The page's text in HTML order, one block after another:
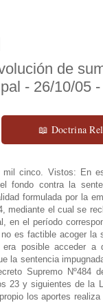
de
- 26/10/05
📖 Doctrina
de ellos se acogió el reclamo de ilegalidad, produciendo daño irreparable al municipio, lo que no debería haber ocurrido de haberse aplicado las normas correctamente, caso en que debió reconocerse que el actuar municipal fue ajustado a derecho; 5º) Que, el presente proceso se inició mediante reclamo presentado ante la Corte de Apelaciones de esta ciudad, contra la actuación ya indicada, y de acuerdo con éste, respecto de un mismo período tributario, 1º de julio de 2.001 y 30 de junio de 2.002, ambas sociedades se encontraron afectas al pago de patente municipal en relación a un mismo capital, en la municipalidad de su respectivo domicilio; Según se expone, el motivo principal de la negativa a devolución es que la inversión no se encontraba efectuada al 31 de diciembre de 2.000; 6º) Que la sentencia impugnada decidió la cuestión, razonando en orden a que estando mal calculada la base imponible necesaria para la aplicación del tributo en la forma expresada precedentemente, se ha producido en el hecho un integro mayor a lo debido, surgido de un error del contribuyente en la determinación de la base imponible, que tampoco la reclamada, al ser requerida por éste en su oportunidad, reparó; Agrega que en la especie se ha producido una situación de enriquecimiento sin causa por parte de quien en tales circunstancias se niega a su restitución, en este caso, la I. Municipalidad de Las Condes; 7º) Que, en tales condiciones, ha quedado sentado como hecho de la causa, la circunstancia anteriormente anotada, esto es, que al estar mal calculada la base imponible necesaria para la aplicación del tributo, se ha producido en el hecho un integro mayor a lo debido; Sobre esto conviene recordar que de acuerdo con lo que prescribe el artículo 23 del Decreto Ley Nº3063, que contiene la Ley de Rentas